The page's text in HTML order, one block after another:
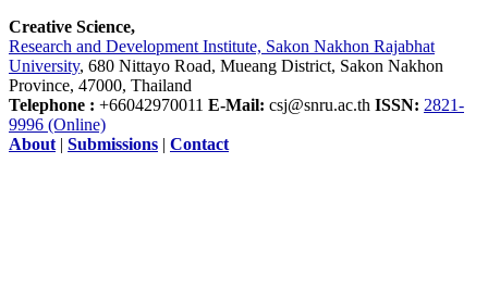
Creative Science,
Research and Development Institute, Sakon Nakhon Rajabhat
University, 680 Nittayo Road, Mueang District, Sakon Nakhon
Province, 47000, Thailand
Telephone : +66042970011 E-Mail: csj@snru.ac.th ISSN: 2821-
9996 (Online)
About | Submissions | Contact